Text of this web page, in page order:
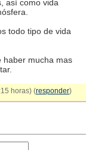
así como vida
todo tipo de vida
haber mucha mas
horas) (responder)